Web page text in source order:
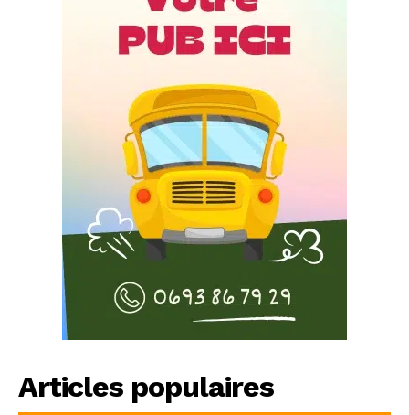
Articles populaires